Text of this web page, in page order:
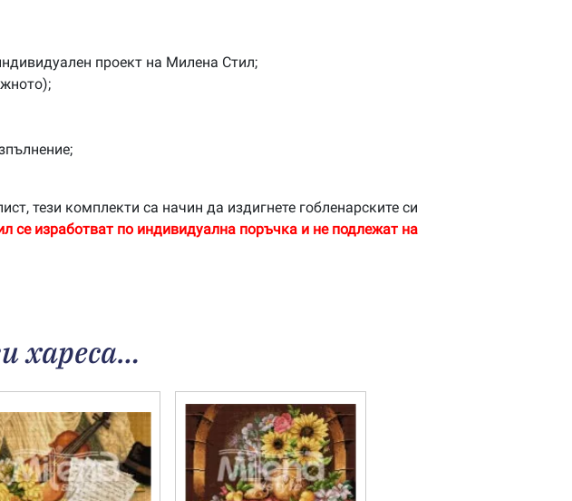
проект на Милена Стил;
тези комплекти са начин да издигнете гобленарските си
се изработват по индивидуална поръчка и не подлежат на
хареса…